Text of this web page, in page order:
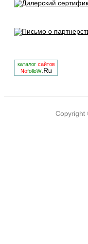
каталог сайтов
NofolloW.Ru
Copyright